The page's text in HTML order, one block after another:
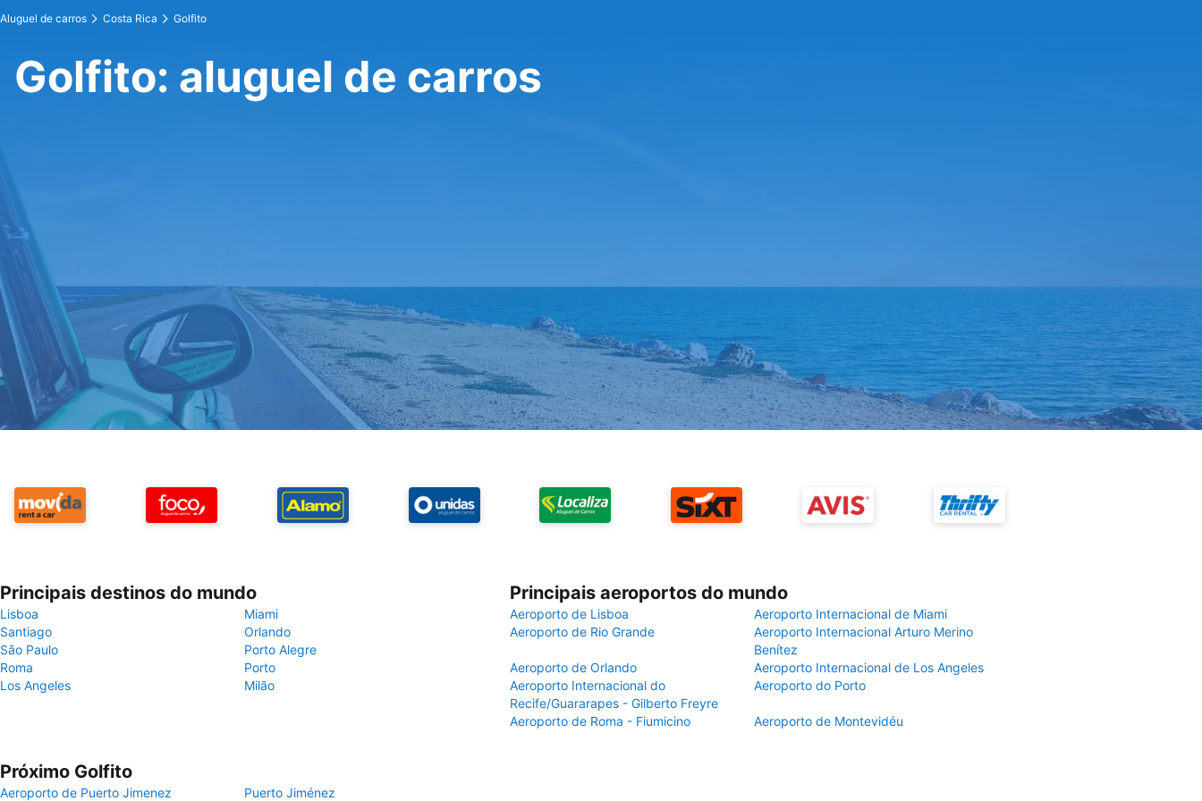
Aluguel de carros Costa Rica Golfito
Golfito: aluguel de carros
Principais destinos do mundo
Lisboa
Miami
Santiago
Orlando
São Paulo
Porto Alegre
Roma
Porto
Los Angeles
Milão
Principais aeroportos do mundo
Aeroporto de Lisboa
Aeroporto Internacional de Miami
Aeroporto de Rio Grande
Aeroporto Internacional Arturo Merino
Benítez
Aeroporto de Orlando
Aeroporto Internacional de Los Angeles
Aeroporto Internacional do
Recife/Guararapes - Gilberto Freyre
Aeroporto do Porto
Aeroporto de Roma - Fiumicino Aeroporto de Montevidéu
Próximo Golfito
Aeroporto de Puerto Jimenez Puerto Jiménez